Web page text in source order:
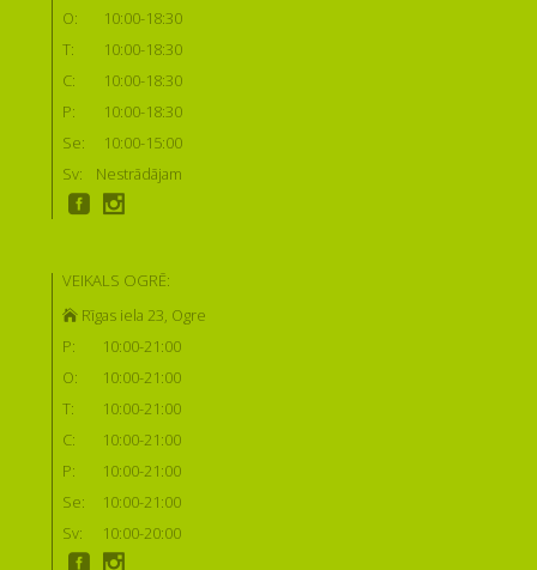
O:
10:00-18:30
T:
10:00-18:30
C:
10:00-18:30
P:
10:00-18:30
Se:
10:00-15:00
Sv:
Nestrādājam
VEIKALS OGRĒ:
Rīgas iela 23, Ogre
P:
10:00-21:00
O:
10:00-21:00
T:
10:00-21:00
C:
10:00-21:00
P:
10:00-21:00
Se:
10:00-21:00
Sv:
10:00-20:00